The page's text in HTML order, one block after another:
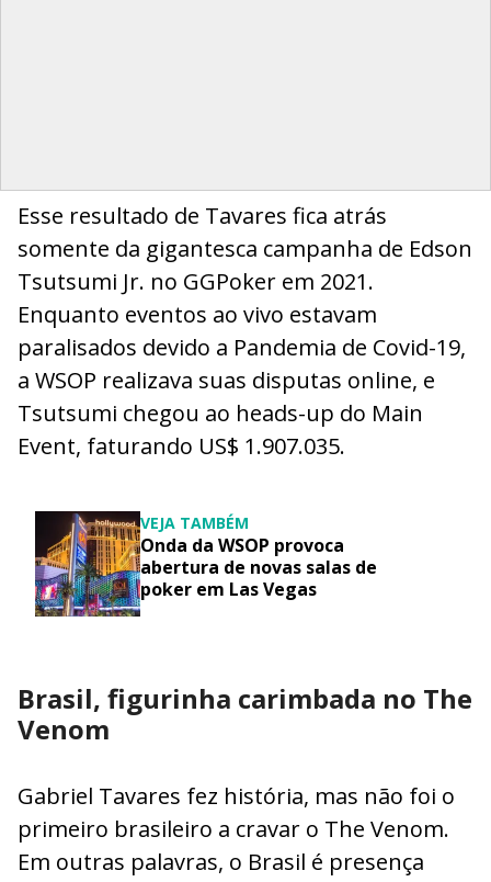
Esse resultado de Tavares fica atrás
somente da gigantesca campanha de Edson
Tsutsumi Jr. no GGPoker em 2021.
Enquanto eventos ao vivo estavam
paralisados devido a Pandemia de Covid-19,
a WSOP realizava suas disputas online, e
Tsutsumi chegou ao heads-up do Main
Event, faturando US$ 1.907.035.
VEJA TAMBÉM
Onda da WSOP provoca
abertura de novas salas de
poker em Las Vegas
Brasil, figurinha carimbada no The
Venom
Gabriel Tavares fez história, mas não foi o
primeiro brasileiro a cravar o The Venom.
Em outras palavras, o Brasil é presença